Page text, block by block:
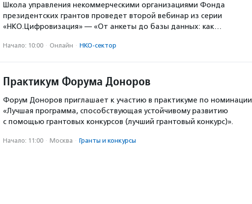
Школа управления некоммерческими организациями Фонда
президентских грантов проведет второй вебинар из серии
«НКО.Цифровизация» — «От анкеты до базы данных: как…
Начало: 10:00 · Онлайн · НКО-сектор
Практикум Форума Доноров
Форум Доноров приглашает к участию в практикуме по номинации
«Лучшая программа, способствующая устойчивому развитию
с помощью грантовых конкурсов (лучший грантовый конкурс)».
Начало: 11:00 · Москва · Гранты и конкурсы